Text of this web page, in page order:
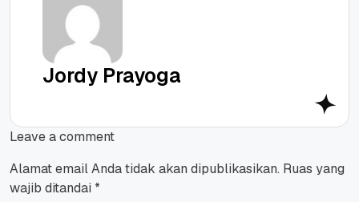
Jordy Prayoga
Leave a comment
Alamat email Anda tidak akan dipublikasikan. Ruas yang
wajib ditandai *